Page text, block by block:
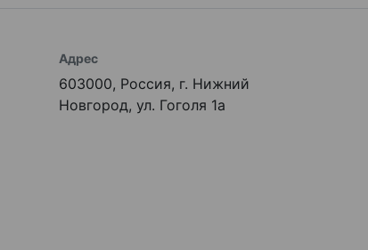
Адрес
603000, Россия, г. Нижний
Новгород, ул. Гоголя 1а